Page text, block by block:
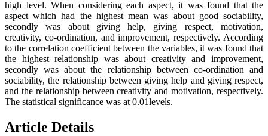
high level. When considering each aspect, it was found that the
aspect which had the highest mean was about good sociability,
secondly was about giving help, giving respect, motivation,
creativity, co-ordination, and improvement, respectively. According
to the correlation coefficient between the variables, it was found that
the highest relationship was about creativity and improvement,
secondly was about the relationship between co-ordination and
sociability, the relationship between giving help and giving respect,
and the relationship between creativity and motivation, respectively.
The statistical significance was at 0.01levels.
Article Details